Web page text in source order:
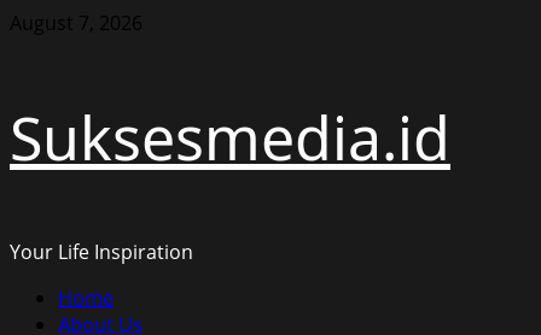
Skip
August 7, 2026
Suksesmedia.id
Your Life Inspiration
Primary
Menu
Home
About Us